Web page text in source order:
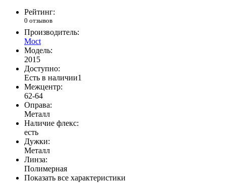
Рейтинг:
0 отзывов
Производитель:
Moct
Модель:
2015
Доступно:
Есть в наличии1
Межцентр:
62-64
Оправа:
Металл
Наличие флекс:
есть
Дужки:
Металл
Линза:
Полимерная
Показать все характеристики